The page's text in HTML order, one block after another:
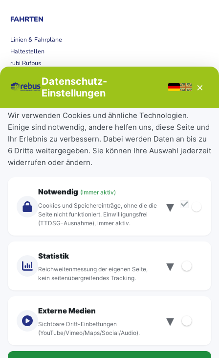
FAHRTEN
Linien & Fahrpläne
Haltestellen
rubi Rufbus
Störungen
Tickets & Tarife
Deutschlandticket
Schülerkarte
Einzeltickets
Abonnements
Über Rebus
Standorte
© rebus Regionalbus Rostock GmbH
Datenschutz-
Einstellungen
×
Wir verwenden Cookies und ähnliche Technologien.
Einige sind notwendig, andere helfen uns, diese Seite und
Ihr Erlebnis zu verbessern. Dabei werden Daten an bis zu
6 Dritte weitergegeben. Sie können Ihre Auswahl jederzeit
widerrufen oder ändern.
Notwendig (Immer aktiv)
Cookies und Speichereinträge, ohne die die
Seite nicht funktioniert. Einwilligungsfrei
(TTDSG-Ausnahme), immer aktiv.
▾
Statistik
Reichweitenmessung der eigenen Seite,
kein seitenübergreifendes Tracking.
▾
Externe Medien
Sichtbare Dritt-Einbettungen
(YouTube/Vimeo/Maps/Social/Audio).
▾